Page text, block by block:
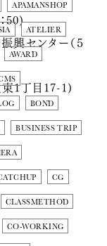
APAMANSHOP
ATELIER
AWARD
BOND
BUSINESS TRIP
CG
CLASSMETHOD
CO-WORKING
50)
興センター（５
1丁目17-1)